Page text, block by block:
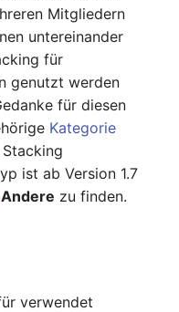
Soundkarte
Speicher
Stammdaten
Stammdaten (Person)
Standort
Mitgliedern
untereinander
für
genutzt werden
für diesen
Kategorie
ist ab Version 1.7
Andere zu finden.
verwendet